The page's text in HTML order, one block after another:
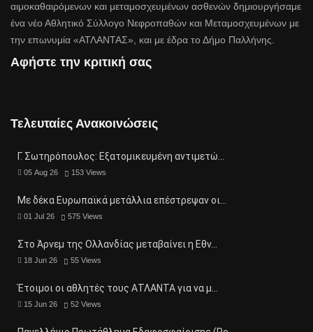
αιμοκαθαιρόμενων και μεταμοσχευμένων ασθενών δημιουργήσαμε
ένα νέο Αθλητικό Σύλλογο Νεφροπαθών και Μεταμοσχευμένων με
την επωνυμία «ΑΤΛΑΝΤΑΣ», και με έδρα το Δήμο Παλλήνης.
Αφήστε την κριτική σας
Τελευταίες Ανακοινώσεις
Γ. Σωτηρόπουλος: Eξατομικευμένη αντιμετώ…
05 Aug 26 153 Views
Με δέκα Ευρωπαϊκά μετάλλια επέστρεψαν οι…
01 Jul 26 575 Views
Στο Άρνεμ της Ολλανδίας μεταβαίνει η Εθν…
18 Jun 26 55 Views
Έτοιμοι οι αθλητές τους ΑΤΛΑΝΤΑ για να μ…
15 Jun 26 52 Views